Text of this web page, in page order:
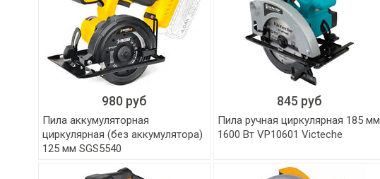
980 руб
Пила аккумуляторная
циркулярная (без аккумулятора)
125 мм SGS5540
845 руб
Пила ручная циркулярная 185 мм
1600 Вт VP10601 Victeche